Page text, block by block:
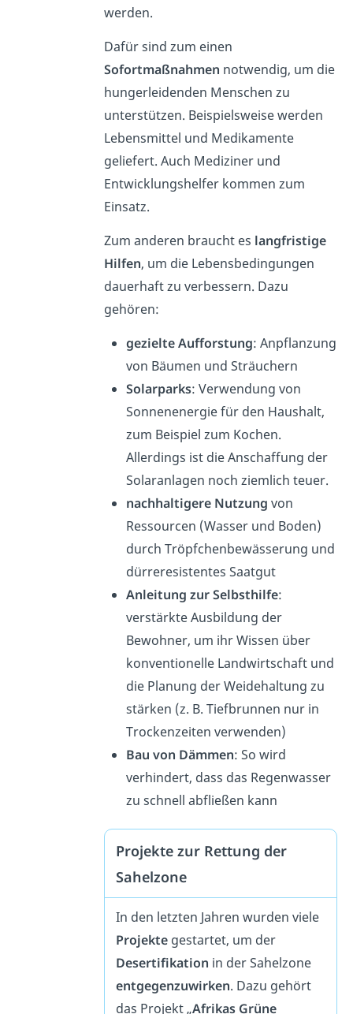
werden.
Dafür sind zum einen
Sofortmaßnahmen notwendig, um die
hungerleidenden Menschen zu
unterstützen. Beispielsweise werden
Lebensmittel und Medikamente
geliefert. Auch Mediziner und
Entwicklungshelfer kommen zum
Einsatz.
Zum anderen braucht es langfristige
Hilfen, um die Lebensbedingungen
dauerhaft zu verbessern. Dazu
gehören:
gezielte Aufforstung: Anpflanzung
von Bäumen und Sträuchern
Solarparks: Verwendung von
Sonnenenergie für den Haushalt,
zum Beispiel zum Kochen.
Allerdings ist die Anschaffung der
Solaranlagen noch ziemlich teuer.
nachhaltigere Nutzung von
Ressourcen (Wasser und Boden)
durch Tröpfchenbewässerung und
dürreresistentes Saatgut
Anleitung zur Selbsthilfe:
verstärkte Ausbildung der
Bewohner, um ihr Wissen über
konventionelle Landwirtschaft und
die Planung der Weidehaltung zu
stärken (z. B. Tiefbrunnen nur in
Trockenzeiten verwenden)
Bau von Dämmen: So wird
verhindert, dass das Regenwasser
zu schnell abfließen kann
Projekte zur Rettung der
Sahelzone
In den letzten Jahren wurden viele
Projekte gestartet, um der
Desertifikation in der Sahelzone
entgegenzuwirken. Dazu gehört
das Projekt „Afrikas Grüne